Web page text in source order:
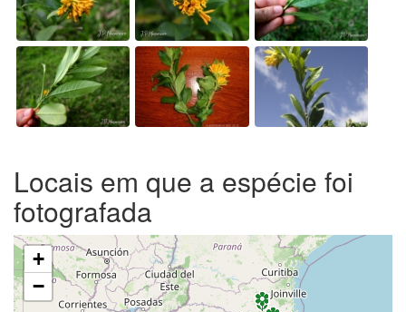
Locais em que a espécie foi
fotografada
+
−